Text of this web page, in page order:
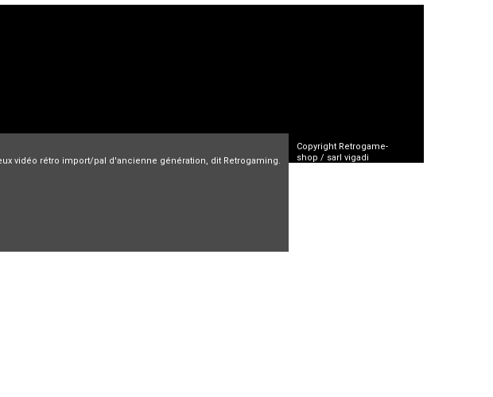
vidéo rétro import/pal d'ancienne génération, dit Retrogaming.
Copyright Retrogame-
shop / sarl vigadi